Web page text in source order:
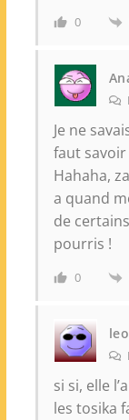
0
Je ne
faut
Hahaha,
a quand
de
pourris !
0
si si, elle
les tosika